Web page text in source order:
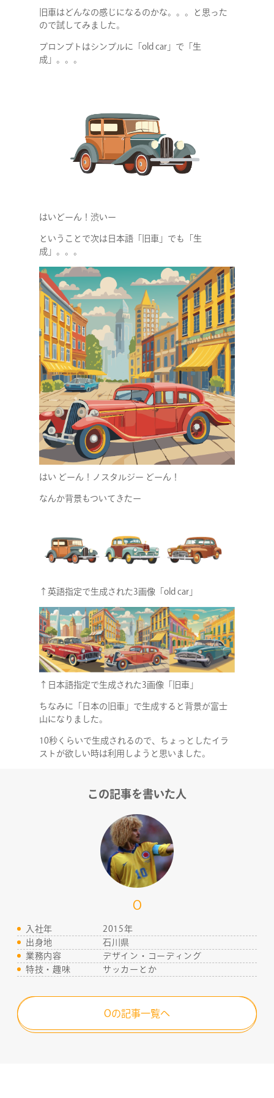
COMPANY
STAFF BLOG
NEWS
CONTACT
RECRUIT
旧車はどんなの感じになるのかな。。。と思った
ので試してみました。
プロンプトはシンプルに「old car」で「生
成」。。。
はいどーん！渋いー
ということで次は日本語「旧車」でも「生
成」。。。
はい どーん！ノスタルジー どーん！
なんか背景もついてきたー
↑英語指定で生成された3画像「old car」
↑日本語指定で生成された3画像「旧車」
ちなみに「日本の旧車」で生成すると背景が富士
山になりました。
10秒くらいで生成されるので、ちょっとしたイラ
ストが欲しい時は利用しようと思いました。
この記事を書いた人
O
入社年
2015年
出身地
石川県
業務内容
デザイン・コーディング
特技・趣味
サッカーとか
Oの記事一覧へ